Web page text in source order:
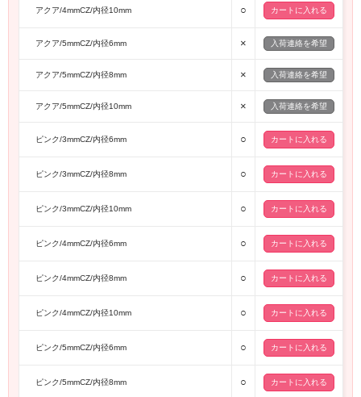
アクア/4mmCZ/内径10mm ○
アクア/5mmCZ/内径6mm × 入荷連絡を希望
アクア/5mmCZ/内径8mm × 入荷連絡を希望
アクア/5mmCZ/内径10mm × 入荷連絡を希望
ピンク/3mmCZ/内径6mm ○
ピンク/3mmCZ/内径8mm ○
ピンク/3mmCZ/内径10mm ○
ピンク/4mmCZ/内径6mm ○
ピンク/4mmCZ/内径8mm ○
ピンク/4mmCZ/内径10mm ○
ピンク/5mmCZ/内径6mm ○
ピンク/5mmCZ/内径8mm ○